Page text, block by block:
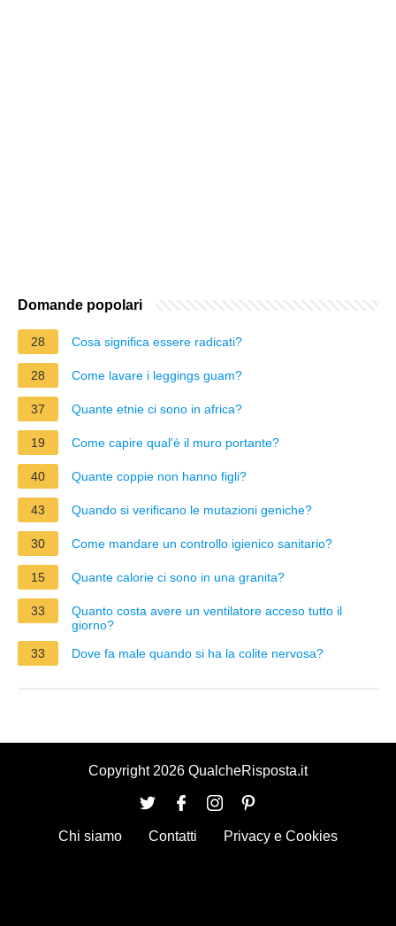
Domande popolari
28 Cosa significa essere radicati?
28 Come lavare i leggings guam?
37 Quante etnie ci sono in africa?
19 Come capire qual'è il muro portante?
40 Quante coppie non hanno figli?
43 Quando si verificano le mutazioni geniche?
30 Come mandare un controllo igienico sanitario?
15 Quante calorie ci sono in una granita?
33
Quanto costa avere un ventilatore acceso tutto il
giorno?
33
Dove fa male quando si ha la colite nervosa?
Copyright 2026 QualcheRisposta.it
Chi siamo Contatti Privacy e Cookies